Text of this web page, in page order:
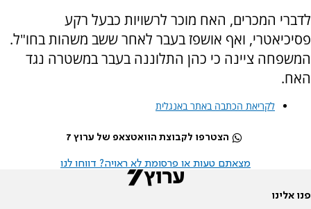
לדברי המכרים, האח מוכר לרשויות כבעל רקע
פסיכיאטרי, ואף אושפז בעבר לאחר ששב משהות בחו"ל.
המשפחה ציינה כי כהן התלוננה בעבר במשטרה נגד
האח.
לקריאת הכתבה באתר באנגלית
הצטרפו לקבוצת הוואטצאפ של ערוץ 7
מצאתם טעות או פרסומת לא ראויה? דווחו לנו
פנו אלינו